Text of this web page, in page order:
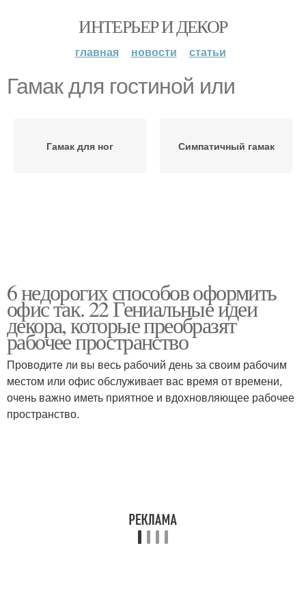
ИНТЕРЬЕР И ДЕКОР
главная новости статьи
Гамак для гостиной или
Гамак для ног Симпатичный гамак
6 недорогих способов оформить
офис так. 22 Гениальные идеи
декора, которые преобразят
рабочее пространство
Проводите ли вы весь рабочий день за своим рабочим
местом или офис обслуживает вас время от времени,
очень важно иметь приятное и вдохновляющее рабочее
пространство.